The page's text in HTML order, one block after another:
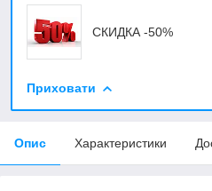
СКИДКА -50%
Приховати
Опис Характеристики